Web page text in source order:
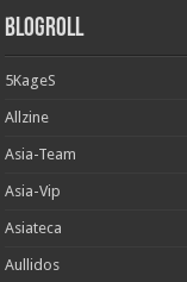
Blogroll
5KageS
Allzine
Asia-Team
Asia-Vip
Asiateca
Aullidos